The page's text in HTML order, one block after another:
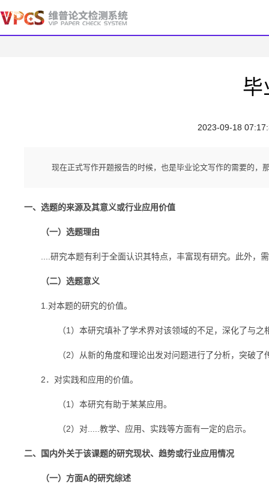
毕
2023-09-18
现在正式写作开题报告的时候，也是毕业论文写作的需要的，
一、选题的来源及其意义或行业应用价值
（一）选题理由
....研究本题有利于全面认识其特点，丰富现有研究。此外，
（二）选题意义
1.对本题的研究的价值。
（1）本研究填补了学术界对该领域的不足，深化了与之相
（2）从新的角度和理论出发对问题进行了分析，突破了传
2．对实践和应用的价值。
（1）本研究有助于某某应用。
（2）对.....教学、应用、实践等方面有一定的启示。
二、国内外关于该课题的研究现状、趋势或行业应用情况
（一）方面A的研究综述